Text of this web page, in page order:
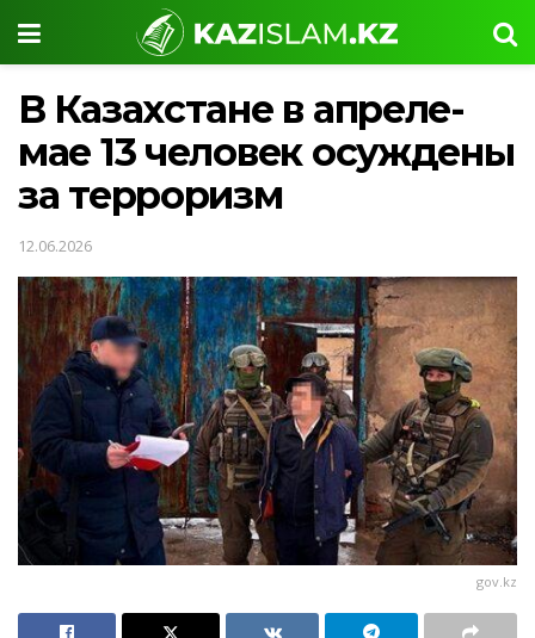
В Казахстане в апреле-
мае 13 человек осуждены
за терроризм
12.06.2026
gov.kz